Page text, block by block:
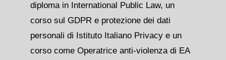
diploma in International Public Law, un
corso sul GDPR e protezione dei dati
personali di Istituto Italiano Privacy e un
corso come Operatrice anti-violenza di EA